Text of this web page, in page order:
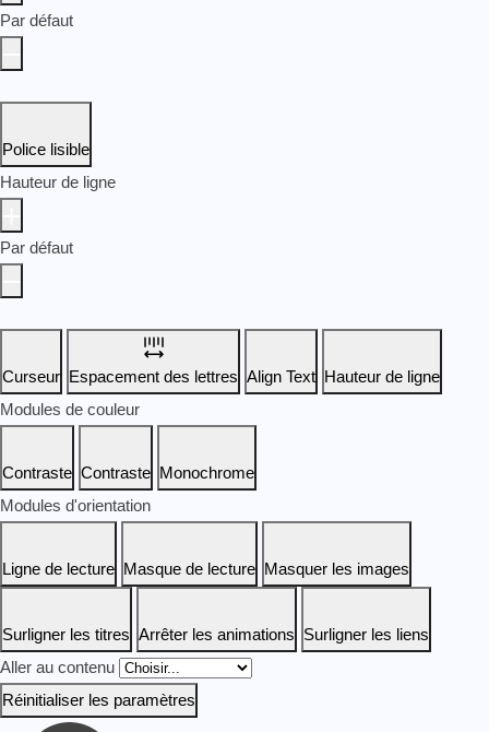
Par défaut
Police lisible
Hauteur de ligne
Par défaut
Curseur Espacement des lettres Align Text Hauteur de ligne
Modules de couleur
Contraste Contraste Monochrome
Modules d'orientation
Ligne de lecture Masque de lecture Masquer les images
Surligner les titres Arrêter les animations Surligner les liens
Aller au contenu
Réinitialiser les paramètres